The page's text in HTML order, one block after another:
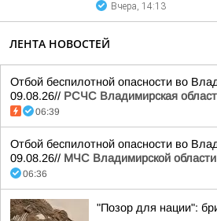
Вчера, 14:13
ЛЕНТА НОВОСТЕЙ
Отбой беспилотной опасности во
09.08.26// РСЧС Владимирская
06:39
Отбой беспилотной опасности во
09.08.26// МЧС Владимирской области
06:36
"Позор для нации":